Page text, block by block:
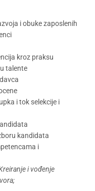
i obuke zaposlenih
kroz praksu
talente
i tok selekcije i
kandidata
i
i vođenje